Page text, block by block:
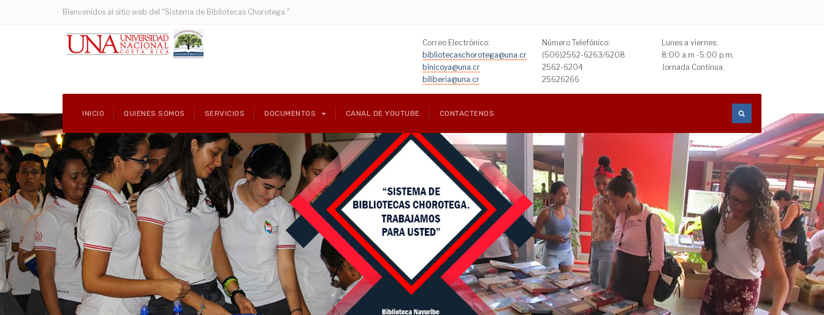
Bienvenidos al sitio web del "Sistema de Bibliotecas Chorotega."
Correo Electrónico:
bibliotecaschorotega@una.cr
binicoya@una.cr
biliberia@una.cr
Número Telefónico:
(506)2562-6263/6208
2562-6204
25626266
Lunes a viernes:
8:00 a.m -5:00 p.m,
Jornada Continua.
INICIO QUIENES SOMOS SERVICIOS DOCUMENTOS CANAL DE YOUTUBE CONTACTENOS